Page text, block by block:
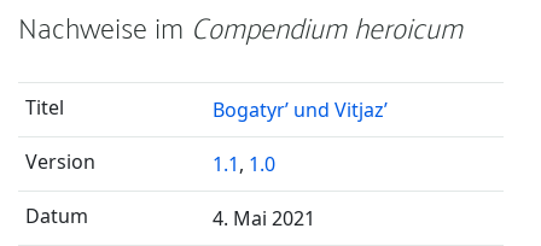
Nachweise im Compendium heroicum
Bogatyr’ und Vitjaz’
1.1, 1.0
4. Mai 2021